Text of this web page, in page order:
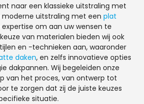
naar een klassieke uitstraling met
uitstraling met een plat
expertise om aan uw wensen te
van materialen bieden wij ook
en -technieken aan, waaronder
daken, en zelfs innovatieve opties
dakpannen. Wij begeleiden onze
van het proces, van ontwerp tot
te zorgen dat zij de juiste keuzes
situatie.